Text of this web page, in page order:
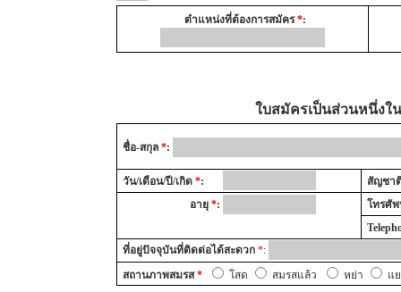
ตำแหน่งที่ต้องการสมัคร*:
ใบสมัครเป็นส่วนหนึ่งใ
ชื่อ-สกุล *:
วัน/เดือน/ปี/เกิด *:
สัญชา
อายุ *:
โทรศั
ที่อยู่ปัจจุบันที่ติดต่อได้สะดวก *:
สถานภาพสมรส* โสด สมรสแล้ว หย่า แ